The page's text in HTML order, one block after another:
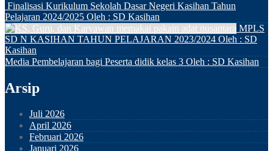
Finalisasi Kurikulum Sekolah Dasar Negeri Kasihan Tahun
Pelajaran 2024/2025 Oleh : SD Kasihan
MPLS
SD N KASIHAN TAHUN PELAJARAN 2023/2024 Oleh : SD
Kasihan
Media Pembelajaran bagi Peserta didik kelas 3 Oleh : SD Kasihan
Arsip
Juli 2026
April 2026
Februari 2026
Januari 2026